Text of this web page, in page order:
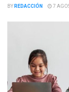
BYREDACCIÓN 7